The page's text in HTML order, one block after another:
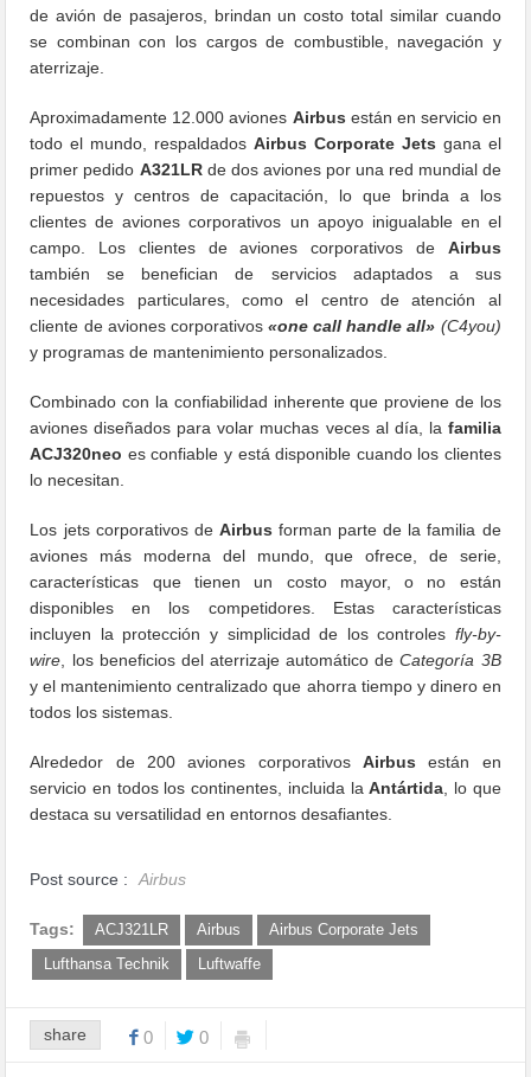
de avión de pasajeros, brindan un costo total similar cuando
se combinan con los cargos de combustible, navegación y
aterrizaje.
Aproximadamente 12.000 aviones Airbus están en servicio en
todo el mundo, respaldados Airbus Corporate Jets gana el
primer pedido A321LRde dos aviones por una red mundial de
repuestos y centros de capacitación, lo que brinda a los
clientes de aviones corporativos un apoyo inigualable en el
campo. Los clientes de aviones corporativos de Airbus
también se benefician de servicios adaptados a sus
necesidades particulares, como el centro de atención al
cliente de aviones corporativos «one call handle all» (C4you)
y programas de mantenimiento personalizados.
Combinado con la confiabilidad inherente que proviene de los
aviones diseñados para volar muchas veces al día, la familia
ACJ320neo es confiable y está disponible cuando los clientes
lo necesitan.
Los jets corporativos de Airbus forman parte de la familia de
aviones más moderna del mundo, que ofrece, de serie,
características que tienen un costo mayor, o no están
disponibles en los competidores. Estas características
incluyen la protección y simplicidad de los controles fly-by-
wire , los beneficios del aterrizaje automático deCategoría 3B
y el mantenimiento centralizado que ahorra tiempo y dinero en
todos los sistemas.
Alrededor de 200 aviones corporativos Airbus están en
servicio en todos los continentes, incluida laAntártida , lo que
destaca su versatilidad en entornos desafiantes.
Post source : Airbus
Tags: ACJ321LR Airbus
Airbus Corporate Jets
Lufthansa Technik
Luftwaffe
share 0 0